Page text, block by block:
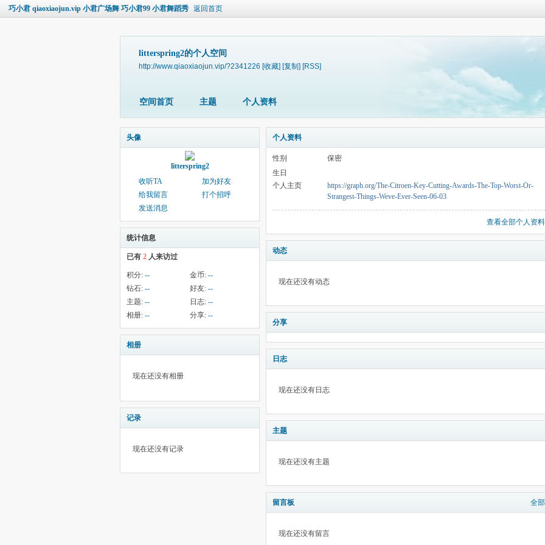
巧小君 qiaoxiaojun.vip 小君广场舞 巧小君99 小君舞蹈秀 返回首页
litterspring2的个人空间
http://www.qiaoxiaojun.vip/?2341226 [收藏] [复制] [RSS]
空间首页 主题 个人资料
头像
litterspring2
收听TA
加为好友
给我留言
打个招呼
发送消息
统计信息
已有 2 人来访过
积分: -- 金币: --
钻石: -- 好友: --
主题: -- 日志: --
相册: -- 分享: --
相册
现在还没有相册
记录
现在还没有记录
个人资料
性别
保密
生日
个人主页
https://graph.org/The-Citroen-Key-Cutting-Awards-The-Top-Worst-Or-
Strangest-Things-Weve-Ever-Seen-06-03
查看全部个人资料
动态
现在还没有动态
分享
日志
现在还没有日志
主题
现在还没有主题
留言板 全部
现在还没有留言